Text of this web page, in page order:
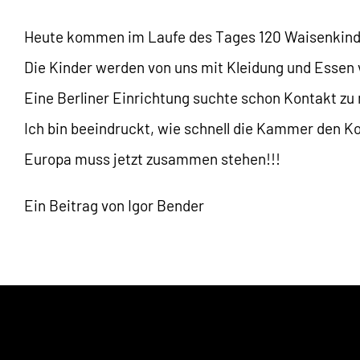
Heute kommen im Laufe des Tages 120
Die Kinder werden von uns mit Kleidung und
Eine Berliner Einrichtung suchte schon Kontakt
Ich bin beeindruckt, wie schnell die Kammer den
Europa muss jetzt zusammen stehen!!!
Ein Beitrag von Igor Bender